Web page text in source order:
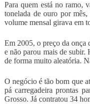
Para quem está no ramo,
tonelada de ouro por
volume mensal girava em
Em 2005, o preço da onça
e não parou mais de subir.
de forma muito aleatória.
O negócio é tão bom que
pá carregadeira prontas
Grosso. Já contratou 34